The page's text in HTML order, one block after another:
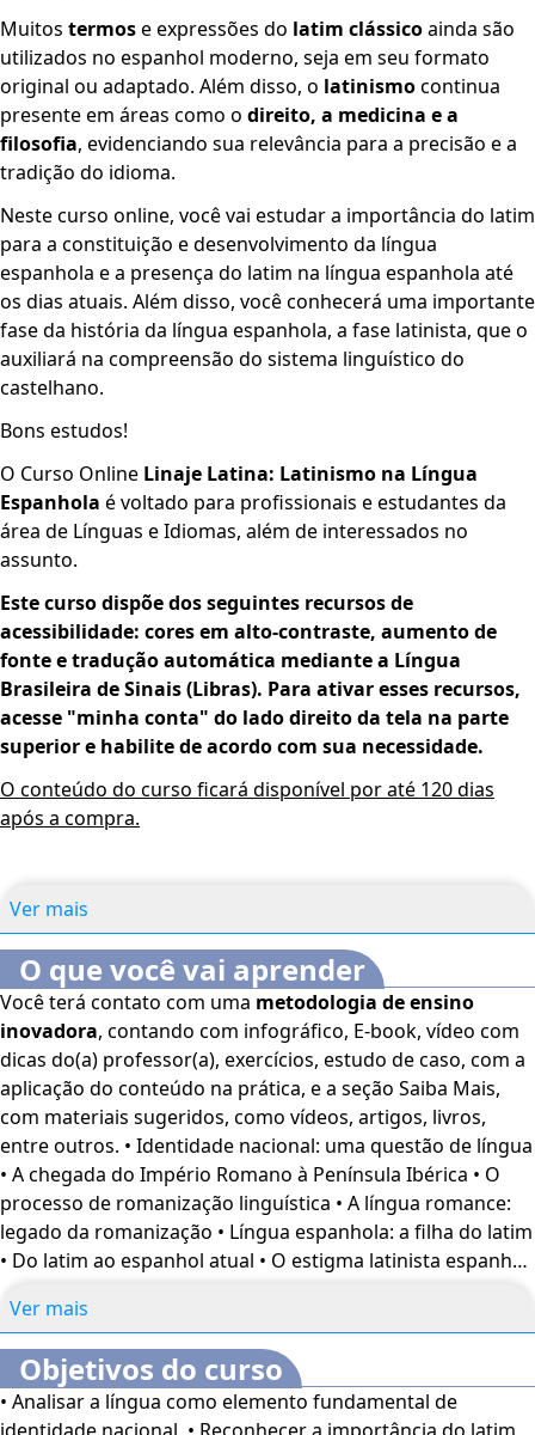
Muitos termose expressões do latim clássicoainda são
utilizados no espanhol moderno, seja em seu formato
original ou adaptado. Além disso, o latinismocontinua
presente em áreas como o direito, a medicina e a
filosofia, evidenciando sua relevância para a precisão e a
tradição do idioma.
Neste curso online, você vai estudar a importância do latim
para a constituição e desenvolvimento da língua
espanhola e a presença do latim na língua espanhola até
os dias atuais. Além disso, você conhecerá uma importante
fase da história da língua espanhola, a fase latinista, que o
auxiliará na compreensão do sistema linguístico do
castelhano.
Bons estudos!
O Curso Online Linaje Latina: Latinismo na Língua
Espanhola é voltado para profissionais e estudantes da
área de Línguas e Idiomas, além de interessados no
assunto.
Este curso dispõe dos seguint­­es recursos de
acessibilidade: cores em alto-contraste, aumento de
fonte e tradução automática mediante a Língua
Brasileira de Sinais (Libras). Para ativar esses recursos,
acesse "minha conta" do lado direito da tela na parte
superior e habilite de acordo com sua necessidade.
O conteúdo do curso ficará disponível por até 120 dias
após a compra.
Ver mais
O que você vai aprender
Você terá contato com uma metodologia de ensino
inovadora, contando com infográfico, E-book, vídeo com
dicas do(a) professor(a), exercícios, estudo de caso, com a
aplicação do conteúdo na prática, e a seção Saiba Mais,
com materiais sugeridos, como vídeos, artigos, livros,
entre outros. • Identidade nacional: uma questão de língua
• A chegada do Império Romano à Península Ibérica • O
processo de romanização linguística • A língua romance:
legado da romanização • Língua espanhola: a filha do latim
• Do latim ao espanhol atual • O estigma latinista espanhol
Ver mais
Objetivos do curso
• Analisar a língua como elemento fundamental de